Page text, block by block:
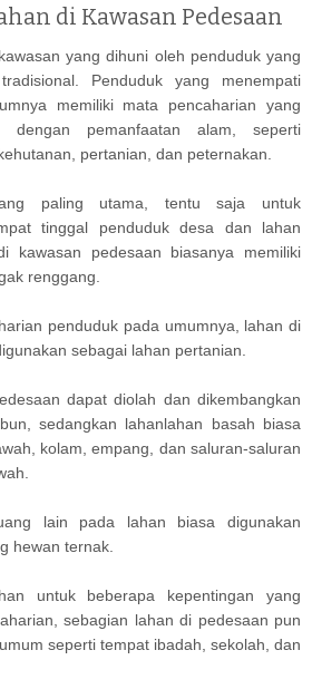
di Kawasan Pedesaan
yang dihuni oleh penduduk yang
Penduduk yang menempati
memiliki mata pencaharian yang
dengan pemanfaatan alam, seperti
pertanian, dan peternakan.
paling utama, tentu saja untuk
tinggal penduduk desa dan lahan
kawasan pedesaan biasanya memiliki
renggang.
penduduk pada umumnya, lahan di
sebagai lahan pertanian.
dapat diolah dan dikembangkan
sedangkan lahanlahan basah biasa
kolam, empang, dan saluran-saluran
lain pada lahan biasa digunakan
hewan ternak.
untuk beberapa kepentingan yang
sebagian lahan di pedesaan pun
seperti tempat ibadah, sekolah, dan